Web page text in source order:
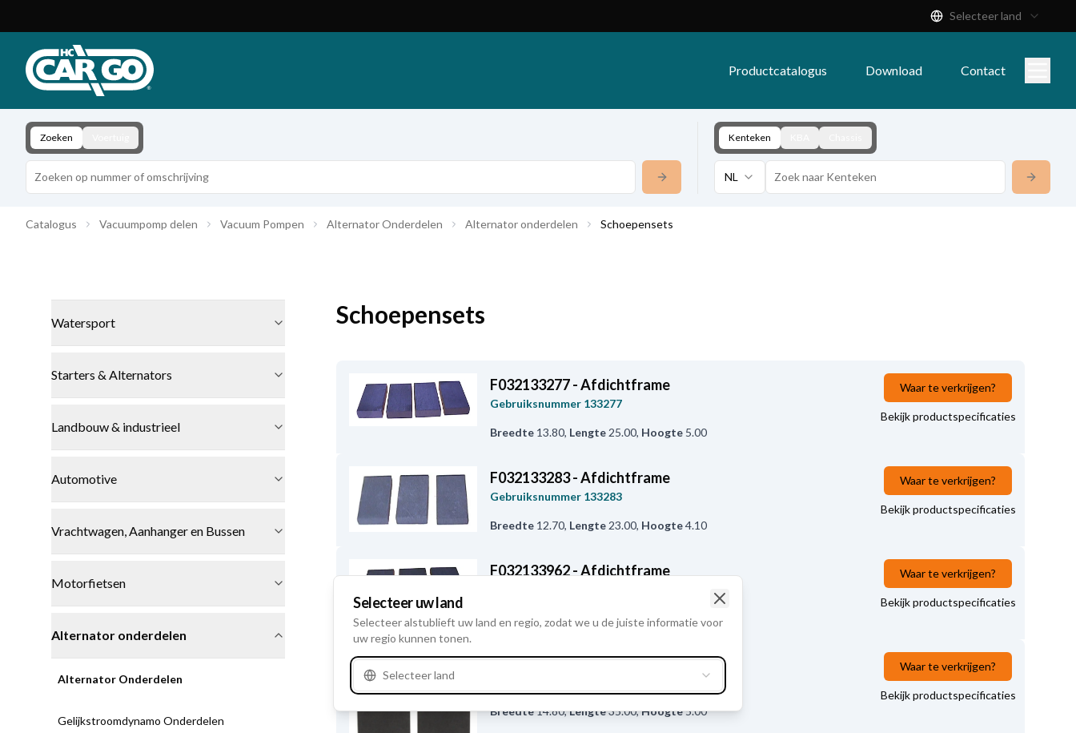
Download
Contact
Selecteer land
Productcatalogus Download Contact
Zoeken Kenteken
NL
Catalogus Vacuumpomp delen Vacuum Pompen Alternator Onderdelen Alternator onderdelen Schoepensets
Watersport
Starters & Alternators
Landbouw & industrieel
Automotive
Vrachtwagen, Aanhanger en Bussen
Motorfietsen
Alternator onderdelen
Alternator Onderdelen
Gelijkstroomdynamo Onderdelen
Schoepensets
F032133277 - Afdichtframe
Gebruiksnummer 133277
Breedte 13.80, Lengte 25.00, Hoogte 5.00
Waar te verkrijgen?
Bekijk productspecificaties
F032133283 - Afdichtframe
Gebruiksnummer 133283
Breedte 12.70, Lengte 23.00, Hoogte4.10
Waar te verkrijgen?
Bekijk productspecificaties
F032133962 - Afdichtframe
Breedte 17.60,Lengte 33.00,Hoogte4.90
Waar te verkrijgen?
Bekijk productspecificaties
F032137153 - Afdichtframe
Breedte14.80,Lengte35.00,Hoogte5.00
Waar te verkrijgen?
Bekijk productspecificaties
Selecteer uw land
Selecteer alstublieft uw land en regio, zodat we u de juiste informatie voor
uw regio kunnen tonen.
Selecteer land